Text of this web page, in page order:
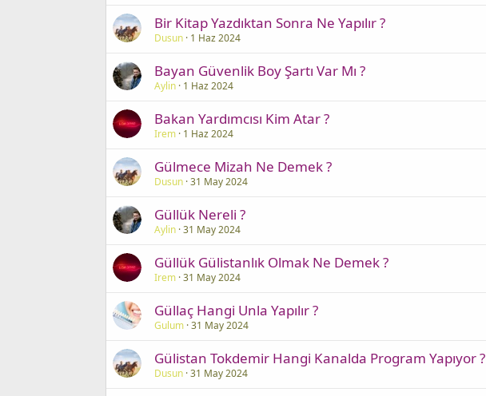
Bir Kitap Yazdıktan Sonra Ne Yapılır ?
Dusun 1 Haz 2024
Bayan Güvenlik Boy Şartı Var Mı ?
Aylin 1 Haz 2024
Bakan Yardımcısı Kim Atar ?
Irem 1 Haz 2024
Gülmece Mizah Ne Demek ?
Dusun 31 May 2024
Güllük Nereli ?
Aylin 31 May 2024
Güllük Gülistanlık Olmak Ne Demek ?
Irem 31 May 2024
Güllaç Hangi Unla Yapılır ?
Gulum 31 May 2024
Gülistan Tokdemir Hangi Kanalda Program Yapıyor ?
Dusun 31 May 2024